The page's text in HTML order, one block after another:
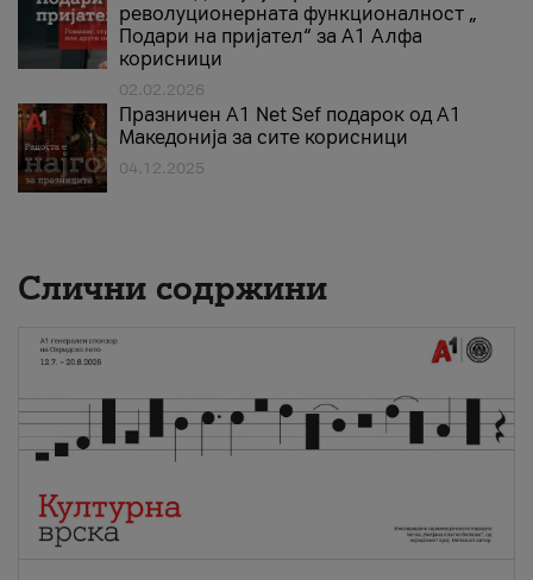
револуционерната функционалност „
Подари на пријател“ за А1 Алфа
корисници
02.02.2026
Празничен A1 Net Sеf подарок од А1
Македонија за сите корисници
04.12.2025
Слични содржини